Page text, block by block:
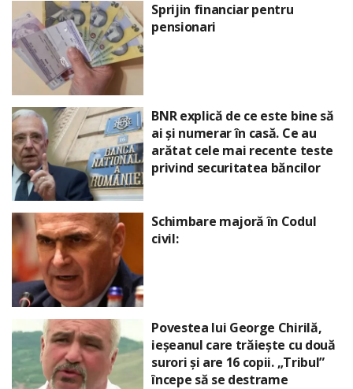
Sprijin financiar pentru
pensionari
BNR explică de ce este bine să
ai și numerar în casă. Ce au
arătat cele mai recente teste
privind securitatea băncilor
Schimbare majoră în Codul
civil:
Povestea lui George Chirilă,
ieșeanul care trăiește cu două
surori și are 16 copii. „Tribul”
începe să se destrame